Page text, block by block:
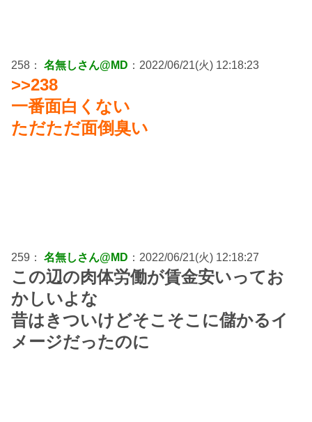
258： 名無しさん@MD ：2022/06/21(火) 12:18:23
>>238
一番面白くない
ただただ面倒臭い
259： 名無しさん@MD ：2022/06/21(火) 12:18:27
この辺の肉体労働が賃金安いってお
かしいよな
昔はきついけどそこそこに儲かるイ
メージだったのに